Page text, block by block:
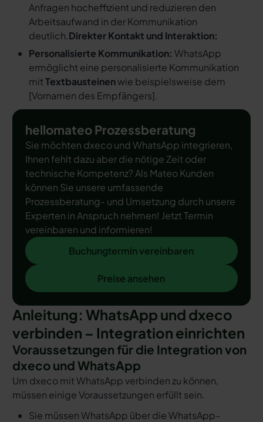
Anfragen hocheffizient und reduzieren den
Arbeitsaufwand in der Kommunikation
deutlich.Direkter Kontakt und Interaktion:
Personalisierte Kommunikation: WhatsApp
ermöglicht eine personalisierte Kommunikation
mitTextbausteinenwie beispielsweise dem
[Vornamen des Empfängers].
hellomateo Prozessberatung
Sie möchten dxeco und WhatsApp integrieren,
Ihnen fehlt dazu aber die nötige Zeit oder
technische Kompetenz? Als Mateo Kunden
können Sie unsere umfassende
Prozessberatung- und Umsetzung durch unsere
Experten in Anspruch nehmen! Jetzt Termin
vereinbaren und informieren!
Buchungtermin vereinbaren
Buchungtermin vereinbaren
Preise ansehen
Preise ansehen
Anleitung: WhatsApp und dxeco
verbinden – Integration einrichten
Voraussetzungen für die Integration von
dxeco und WhatsApp
Um dxeco mit WhatsApp verbinden zu können,
müssen einige Voraussetzungen erfüllt sein.
Sie müssen WhatsApp über die WhatsApp-